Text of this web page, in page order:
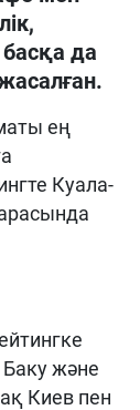
да
ең
Куала-
және
Киев пен